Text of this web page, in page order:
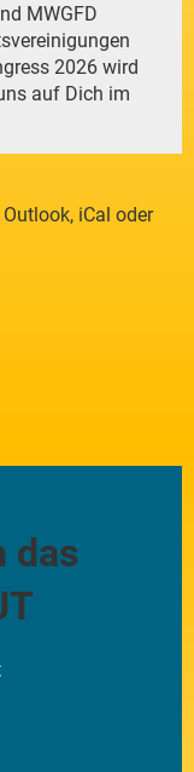
MWGFD
2026 wird
auf Dich im
iCal oder
das